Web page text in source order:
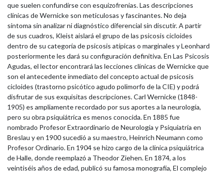
que suelen confundirse con esquizofrenias. Las descripciones
clínicas de Wernicke son meticulosas y fascinantes. No deja
síntoma sin analizar ni diagnóstico diferencial sin discutir. A partir
de sus cuadros, Kleist aislará el grupo de las psicosis cicloides
dentro de su categoría de psicosis atípicas o marginales y Leonhard
posteriormente les dará su configuración definitiva. En Las Psicosis
Agudas, el lector encontrará las lecciones clínicas de Wernicke que
son el antecedente inmediato del concepto actual de psicosis
cicloides (trastorno psicótico agudo polimorfo de la CIE) y podrá
disfrutar de sus exquisitas descripciones. Carl Wernicke (1848-
1905) es ampliamente recordado por sus aportes a la neurología,
pero su obra psiquiátrica es menos conocida. En 1885 fue
nombrado Profesor Extraordinario de Neurología y Psiquiatría en
Breslau y en 1900 sucedió a su maestro, Heinrich Neumann como
Profesor Ordinario. En 1904 se hizo cargo de la clínica psiquiátrica
de Halle, donde reemplazó a Theodor Ziehen. En 1874, a los
veintiséis años de edad, publicó su famosa monografía, El complejo